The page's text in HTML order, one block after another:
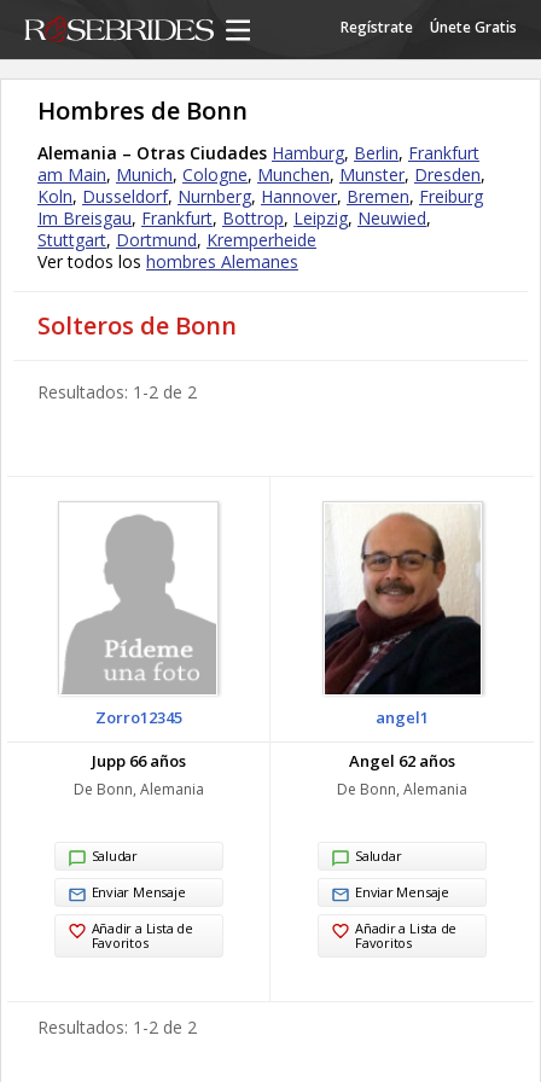
Regístrate Únete Gratis
Hombres de Bonn
Alemania – Otras Ciudades Hamburg, Berlin, Frankfurt
am Main, Munich, Cologne, Munchen, Munster, Dresden,
Koln, Dusseldorf, Nurnberg, Hannover, Bremen, Freiburg
Im Breisgau, Frankfurt, Bottrop, Leipzig, Neuwied,
Stuttgart, Dortmund, Kremperheide
Ver todos los hombres Alemanes
Solteros de Bonn
Resultados: 1-2 de 2
Zorro12345
Jupp 66 años
De Bonn, Alemania
Saludar
Enviar Mensaje
Añadir a Lista de
Favoritos
angel1
Angel 62 años
De Bonn, Alemania
Saludar
Enviar Mensaje
Añadir a Lista de
Favoritos
Resultados: 1-2 de 2